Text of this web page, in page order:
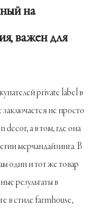
на
важен для
private label в
не просто
а в том, где она
мерчандайзинга. В
один и тот же товар
результаты в
в стиле farmhouse,